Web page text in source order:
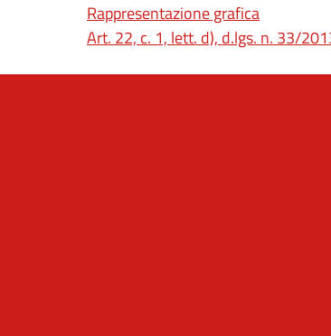
Rappresentazione grafica
Art. 22, c. 1, lett. d), d.lgs. n. 33/